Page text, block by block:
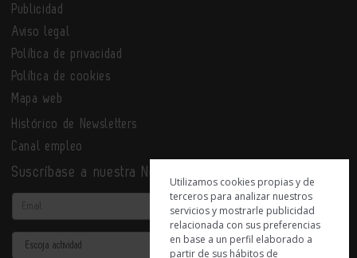
Publicidad
Aviso legal
Política de privacidad
Política de cookies
Mapa web
Histórico de Newsletters
Canal empleo
Suscríbase a nuestra Newsletter
Email
Actividad
Utilizamos cookies propias y de
terceros para analizar nuestros
servicios y mostrarle publicidad
relacionada con sus preferencias
en base a un perfil elaborado a
partir de sus hábitos de